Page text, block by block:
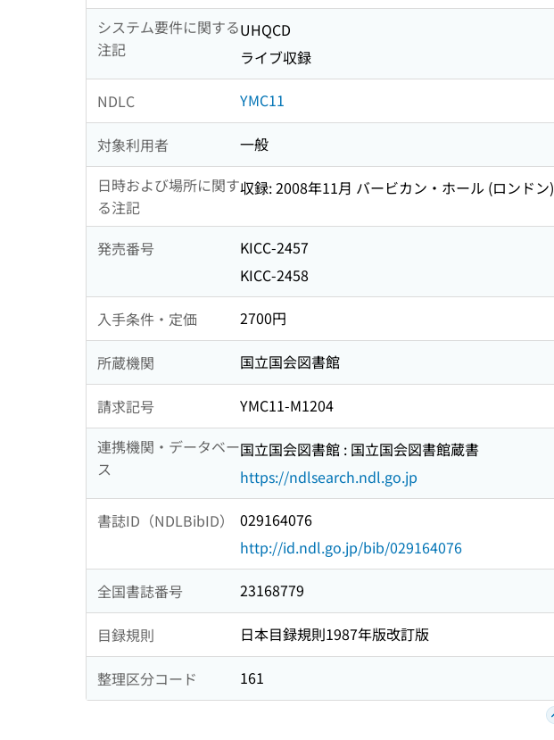
システム要件に関する
注記
UHQCD
ライブ収録
NDLC YMC11
対象利用者
一般
日時および場所に関す
る注記
収録: 2008年11月 バービカン・ホール (ロンドン)
発売番号
KICC-2457
KICC-2458
入手条件・定価 2700円
所蔵機関 国立国会図書館
請求記号
YMC11-M1204
連携機関・データベー
ス
国立国会図書館 : 国立国会図書館蔵書
https://ndlsearch.ndl.go.jp
書誌ID（NDLBibID）
029164076
http://id.ndl.go.jp/bib/029164076
全国書誌番号 23168779
目録規則 日本目録規則1987年版改訂版
整理区分コード 161